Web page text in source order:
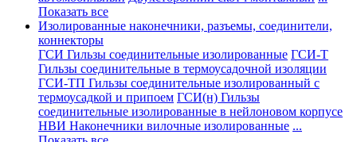
Показать все
Изолированные наконечники, разъемы, соединители,
коннекторы
ГСИ Гильзы соединительные изолированные ГСИ-Т
Гильзы соединительные в термоусадочной изоляции
ГСИ-ТП Гильзы соединительные изолированный с
термоусадкой и припоем ГСИ(н) Гильзы
соединительные изолированные в нейлоновом корпусе
НВИ Наконечники вилочные изолированные ...